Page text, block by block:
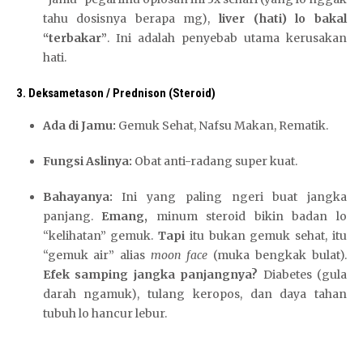
tahu dosisnya berapa mg),liver (hati) lo bakal
“terbakar”. Ini adalah penyebab utama kerusakan
hati.
3. Deksametason / Prednison (Steroid)
Ada di Jamu: Gemuk Sehat, Nafsu Makan, Rematik.
Fungsi Aslinya: Obat anti-radang super kuat.
Bahayanya: Ini yang paling ngeri buat jangka
panjang. Emang, minum steroid bikin badan lo
“kelihatan” gemuk.Tapi itu bukan gemuk sehat, itu
“gemuk air” aliasmoon face (muka bengkak bulat).
Efek samping jangka panjangnya? Diabetes (gula
darah ngamuk), tulang keropos, dan daya tahan
tubuh lo hancur lebur.